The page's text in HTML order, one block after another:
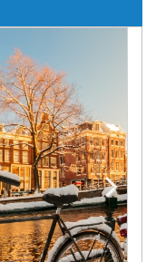
Next